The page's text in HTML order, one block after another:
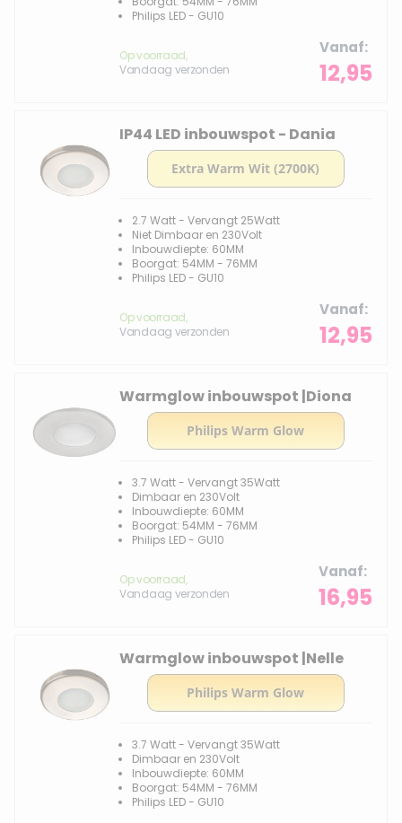
Philips LED - GU10
Op voorraad,
Vandaag verzonden
Vanaf
12,95
IP44 LED inbouwspot - Dania
2.7 Watt - Vervangt 25Watt
Niet Dimbaar en 230Volt
Inbouwdiepte: 60MM
Boorgat: 54MM - 76MM
Philips LED - GU10
Op voorraad,
Vandaag verzonden
Vanaf
12,95
Warmglow inbouwspot |Diona
3.7 Watt - Vervangt 35Watt
Dimbaar en 230Volt
Inbouwdiepte: 60MM
Boorgat: 54MM - 76MM
Philips LED - GU10
Op voorraad,
Vandaag verzonden
Vanaf
16,95
Warmglow inbouwspot |Nelle
3.7 Watt - Vervangt 35Watt
Dimbaar en 230Volt
Inbouwdiepte: 60MM
Boorgat: 54MM - 76MM
Philips LED - GU10